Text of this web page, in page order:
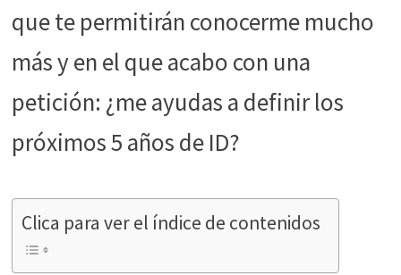
que te permitirán conocerme mucho
más y en el que acabo con una
petición: ¿me ayudas a definir los
próximos 5 años de ID?
Clica para ver el índice de contenidos
mejorar la
funcionalidad
y estructura
de la web, en
base a cómo
se usa la web.
Para que
nuestra web
funcione lo
mejor posible